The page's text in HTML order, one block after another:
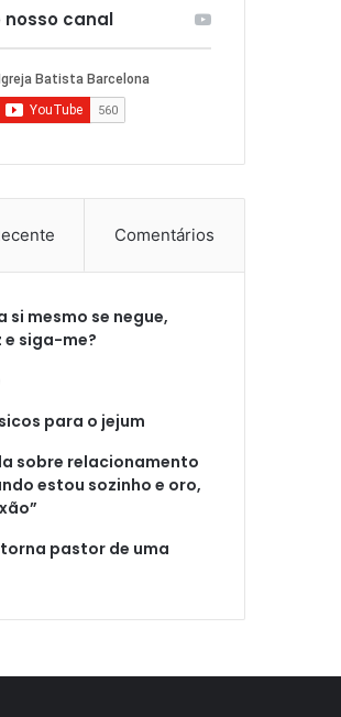
nosso canal
Comentários
si mesmo se negue,
e siga-me?
para o jejum
sobre relacionamento
estou sozinho e oro,
torna pastor de uma